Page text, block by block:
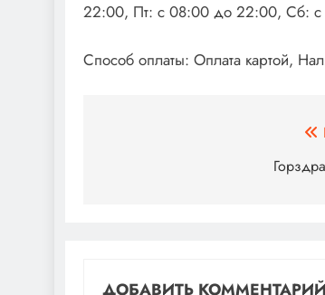
22:00, Пт: с 08:00 до 22:00, Сб:
Способ оплаты: Оплата картой,
ДОБАВИТЬ КОММЕНТАРИЙ